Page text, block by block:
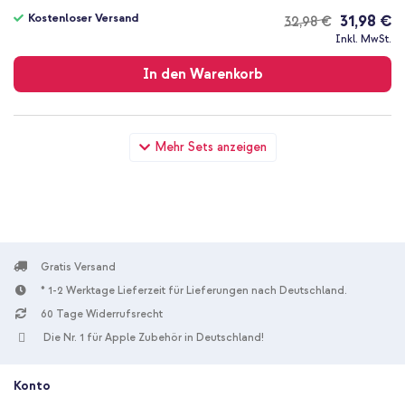
Mehr Sets anzeigen
32,98 €
Kostenloser Versand 31,98 €
Inkl. MwSt.
In den Warenkorb
Versand
imoshion Schutzhülle mit Handgriff kindersicher Apple iPad Air
2 (2014) / Air 1 (2013) / Pro 9.7 (2016) - Rosa + Special Edition -
Kostenloser
Versand
Gratis Versand
* 1-2 Werktage Lieferzeit für Lieferungen nach Deutschland.
60 Tage Widerrufsrecht
Die Nr. 1 für Apple Zubehör in Deutschland!
Konto